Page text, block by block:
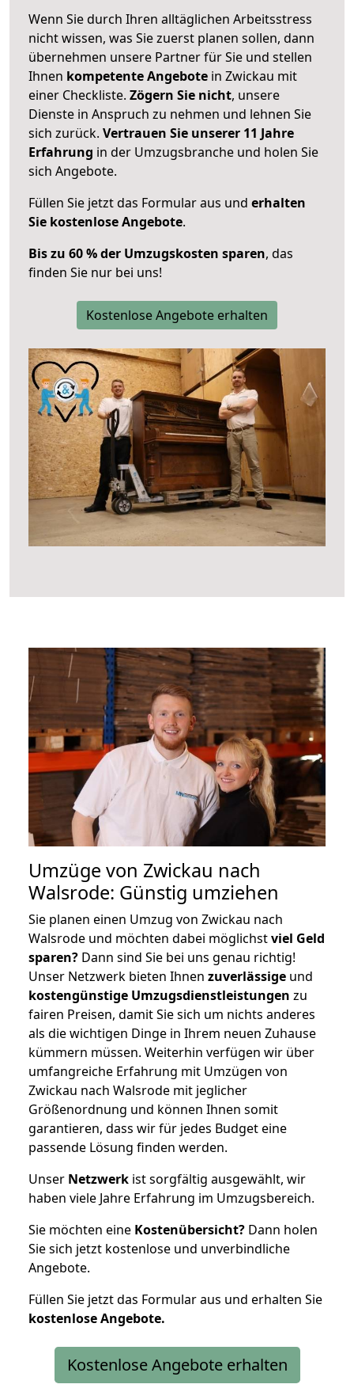
Wenn Sie durch Ihren alltäglichen Arbeitsstress
nicht wissen, was Sie zuerst planen sollen, dann
übernehmen unsere Partner für Sie und stellen
Ihnen kompetente Angebote in Zwickau mit
einer Checkliste. Zögern Sie nicht, unsere
Dienste in Anspruch zu nehmen und lehnen Sie
sich zurück. Vertrauen Sie unserer 11 Jahre
Erfahrung in der Umzugsbranche und holen Sie
sich Angebote.
Füllen Sie jetzt das Formular aus und erhalten
Sie kostenlose Angebote.
Bis zu 60 % der Umzugskosten sparen, das
finden Sie nur bei uns!
Kostenlose Angebote erhalten
Umzüge von Zwickau nach
Walsrode: Günstig umziehen
Sie planen einen Umzug von Zwickau nach
Walsrode und möchten dabei möglichstviel Geld
sparen? Dann sind Sie bei uns genau richtig!
Unser Netzwerk bieten Ihnen zuverlässige und
kostengünstige Umzugsdienstleistungen zu
fairen Preisen, damit Sie sich um nichts anderes
als die wichtigen Dinge in Ihrem neuen Zuhause
kümmern müssen. Weiterhin verfügen wir über
umfangreiche Erfahrung mit Umzügen von
Zwickau nach Walsrode mit jeglicher
Größenordnung und können Ihnen somit
garantieren, dass wir für jedes Budget eine
passende Lösung finden werden.
Unser Netzwerk ist sorgfältig ausgewählt, wir
haben viele Jahre Erfahrung im Umzugsbereich.
Sie möchten eine Kostenübersicht? Dann holen
Sie sich jetzt kostenlose und unverbindliche
Angebote.
Füllen Sie jetzt das Formular aus und erhalten Sie
kostenloseAngebote.
Kostenlose Angebote erhalten